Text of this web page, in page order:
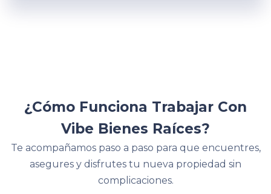
¿Cómo Funciona Trabajar Con
Vibe Bienes Raíces?
Te acompañamos paso a paso para que encuentres,
asegures y disfrutes tu nueva propiedad sin
complicaciones.